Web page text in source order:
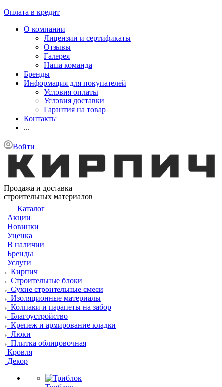
Оплата в кредит
О компании
Лицензии и сертификаты
Отзывы
Галерея
Наша команда
Бренды
Информация для покупателей
Условия оплаты
Условия доставки
Гарантия на товар
Контакты
...
Войти
Продажа и доставка
строительных материалов
Каталог
Акции
Новинки
Уценка
В наличии
Бренды
Услуги
Кирпич
Строительные блоки
Сухие строительные смеси
Изоляционные материалы
Колпаки и парапеты на забор
Благоустройство
Крепеж и армирование кладки
Люки
Плитка облицовочная
Кровля
Декор